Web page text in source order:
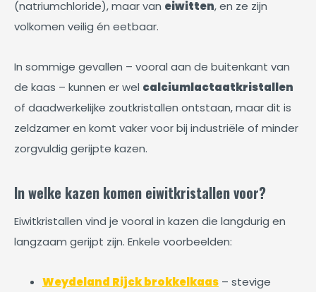
(natriumchloride), maar van eiwitten, en ze zijn
volkomen veilig én eetbaar.
In sommige gevallen – vooral aan de buitenkant van
de kaas – kunnen er wel calciumlactaatkristallen
of daadwerkelijke zoutkristallen ontstaan, maar dit is
zeldzamer en komt vaker voor bij industriële of minder
zorgvuldig gerijpte kazen.
In welke kazen komen eiwitkristallen voor?
Eiwitkristallen vind je vooral in kazen die langdurig en
langzaam gerijpt zijn. Enkele voorbeelden:
Weydeland Rijck brokkelkaas – stevige